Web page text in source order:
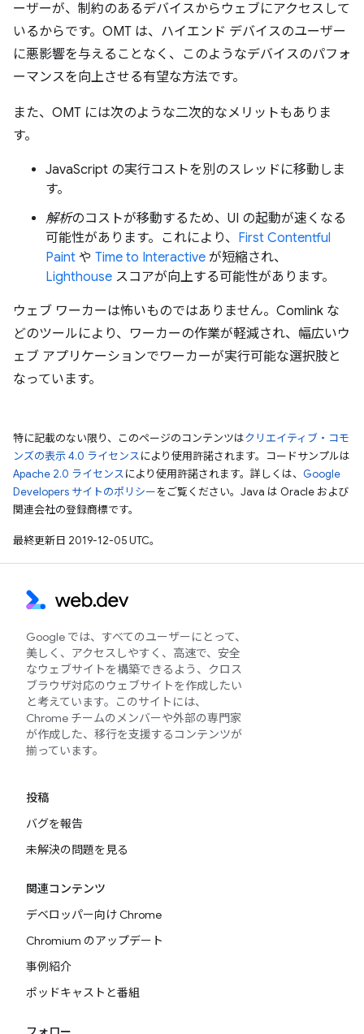
ーザーが、制約のあるデバイスからウェブにアクセスして
いるからです。OMT は、ハイエンド デバイスのユーザー
に悪影響を与えることなく、このようなデバイスのパフォ
ーマンスを向上させる有望な方法です。
また、OMT には次のような二次的なメリットもありま
す。
JavaScript の実行コストを別のスレッドに移動しま
す。
解析のコストが移動するため、UI の起動が速くなる
可能性があります。これにより、 First Contentful
Paint や Time to Interactive が短縮され、
Lighthouse スコアが向上する可能性があります。
ウェブ ワーカーは怖いものではありません。Comlink な
どのツールにより、ワーカーの作業が軽減され、幅広いウ
ェブ アプリケーションでワーカーが実行可能な選択肢と
なっています。
特に記載のない限り、このページのコンテンツはクリエイティブ・コモ
ンズの表示 4.0 ライセンスにより使用許諾されます。コードサンプルは
Apache 2.0 ライセンスにより使用許諾されます。詳しくは、 Google
Developers サイトのポリシーをご覧ください。Java は Oracle および
関連会社の登録商標です。
最終更新日 2019-12-05 UTC。
Google では、すべてのユーザーにとって、
美しく、アクセスしやすく、高速で、安全
なウェブサイトを構築できるよう、クロス
ブラウザ対応のウェブサイトを作成したい
と考えています。このサイトには、
Chrome チームのメンバーや外部の専門家
が作成した、移行を支援するコンテンツが
揃っています。
投稿
バグを報告
未解決の問題を見る
関連コンテンツ
デベロッパー向け Chrome
Chromium のアップデート
事例紹介
ポッドキャストと番組